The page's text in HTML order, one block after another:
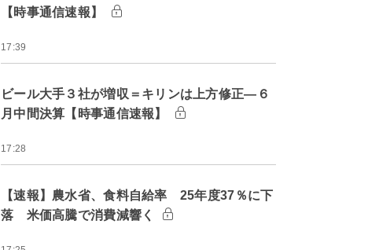
【時事通信速報】
17:39
ビール大手３社が増収＝キリンは上方修正―６
月中間決算【時事通信速報】
17:28
【速報】農水省、食料自給率 25年度37％に下
落 米価高騰で消費減響く